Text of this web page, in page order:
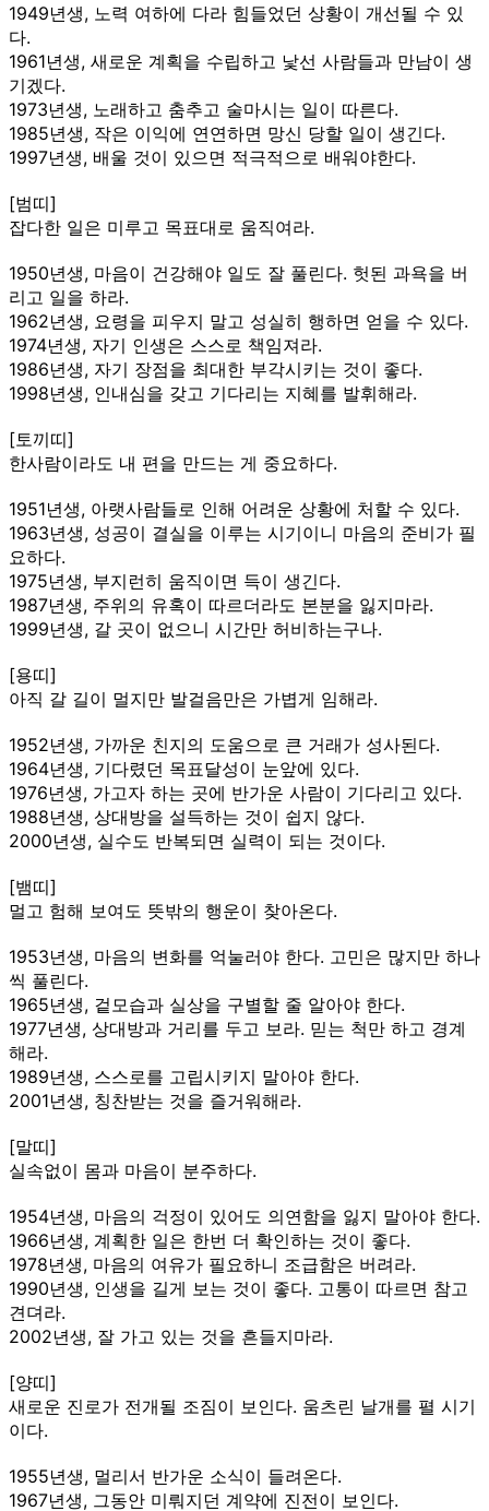
1949년생, 노력 여하에 다라 힘들었던 상황이 개선될 수 있
다.
1961년생, 새로운 계획을 수립하고 낯선 사람들과 만남이 생
기겠다.
1973년생, 노래하고 춤추고 술마시는 일이 따른다.
1985년생, 작은 이익에 연연하면 망신 당할 일이 생긴다.
1997년생, 배울 것이 있으면 적극적으로 배워야한다.
[범띠]
잡다한 일은 미루고 목표대로 움직여라.
1950년생, 마음이 건강해야 일도 잘 풀린다. 헛된 과욕을 버
리고 일을 하라.
1962년생, 요령을 피우지 말고 성실히 행하면 얻을 수 있다.
1974년생, 자기 인생은 스스로 책임져라.
1986년생, 자기 장점을 최대한 부각시키는 것이 좋다.
1998년생, 인내심을 갖고 기다리는 지혜를 발휘해라.
[토끼띠]
한사람이라도 내 편을 만드는 게 중요하다.
1951년생, 아랫사람들로 인해 어려운 상황에 처할 수 있다.
1963년생, 성공이 결실을 이루는 시기이니 마음의 준비가 필
요하다.
1975년생, 부지런히 움직이면 득이 생긴다.
1987년생, 주위의 유혹이 따르더라도 본분을 잃지마라.
1999년생, 갈 곳이 없으니 시간만 허비하는구나.
[용띠]
아직 갈 길이 멀지만 발걸음만은 가볍게 임해라.
1952년생, 가까운 친지의 도움으로 큰 거래가 성사된다.
1964년생, 기다렸던 목표달성이 눈앞에 있다.
1976년생, 가고자 하는 곳에 반가운 사람이 기다리고 있다.
1988년생, 상대방을 설득하는 것이 쉽지 않다.
2000년생, 실수도 반복되면 실력이 되는 것이다.
[뱀띠]
멀고 험해 보여도 뜻밖의 행운이 찾아온다.
1953년생, 마음의 변화를 억눌러야 한다. 고민은 많지만 하나
씩 풀린다.
1965년생, 겉모습과 실상을 구별할 줄 알아야 한다.
1977년생, 상대방과 거리를 두고 보라. 믿는 척만 하고 경계
해라.
1989년생, 스스로를 고립시키지 말아야 한다.
2001년생, 칭찬받는 것을 즐거워해라.
[말띠]
실속없이 몸과 마음이 분주하다.
1954년생, 마음의 걱정이 있어도 의연함을 잃지 말아야 한다.
1966년생, 계획한 일은 한번 더 확인하는 것이 좋다.
1978년생, 마음의 여유가 필요하니 조급함은 버려라.
1990년생, 인생을 길게 보는 것이 좋다. 고통이 따르면 참고
견뎌라.
2002년생, 잘 가고 있는 것을 흔들지마라.
[양띠]
새로운 진로가 전개될 조짐이 보인다. 움츠린 날개를 펼 시기
이다.
1955년생, 멀리서 반가운 소식이 들려온다.
1967년생, 그동안 미뤄지던 계약에 진전이 보인다.